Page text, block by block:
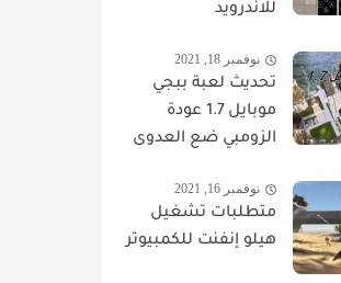
للاندرويد
نوفمبر 18, 2021
تحديث لعبة ببجي
موبايل 1.7 عودة
الزومبي ضع العدوى
نوفمبر 16, 2021
متطلبات تشغيل
هيلو إنفنت للكمبيوتر